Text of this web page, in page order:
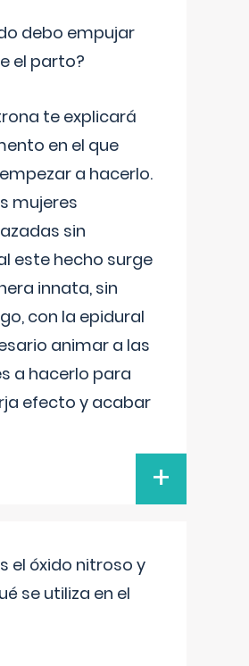
debo empujar
el parto?
te explicará
en el que
a hacerlo.
mujeres
sin
este hecho surge
innata, sin
con la epidural
animar a las
a hacerlo para
efecto y acabar
+
el óxido nitroso y
se utiliza en el